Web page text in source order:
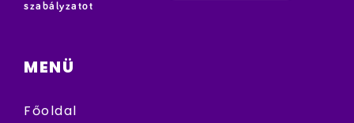
szabályzatot
MENÜ
Főoldal